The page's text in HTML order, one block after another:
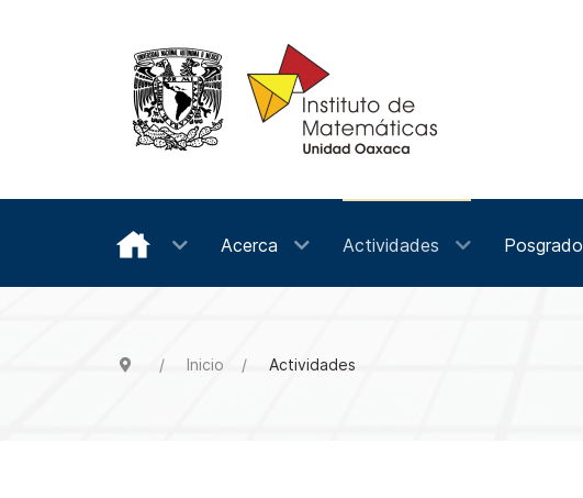
Acerca Actividades Posgrado
Inicio Actividades